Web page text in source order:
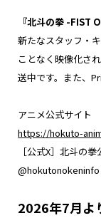
『北斗の拳 -FIST
新たなスタッフ・
ことなく映像化さ
送中です。また、
アニメ公式サイト
https://hokuto-
［公式X］北斗の
2026年7月よ